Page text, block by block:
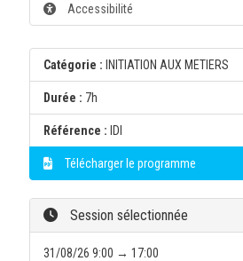
Accessibilité
Catégorie : INITIATION AUX METIERS
Durée : 7h
Référence : IDI
Télécharger le programme
Session sélectionnée
31/08/26 9:00 → 17:00